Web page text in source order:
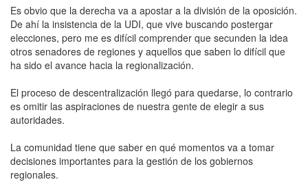
Es obvio que la derecha va a apostar a la división de la oposición.
De ahí la insistencia de la UDI, que vive buscando postergar
elecciones, pero me es difícil comprender que secunden la idea
otros senadores de regiones y aquellos que saben lo difícil que
ha sido el avance hacia la regionalización.
El proceso de descentralización llegó para quedarse, lo contrario
es omitir las aspiraciones de nuestra gente de elegir a sus
autoridades.
La comunidad tiene que saber en qué momentos va a tomar
decisiones importantes para la gestión de los gobiernos
regionales.